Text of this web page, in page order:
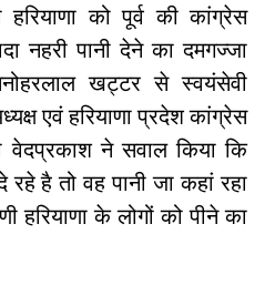
को पूर्व की कांग्रेस
नहरी पानी देने का दमगज्जा
खट्टर से स्वयंसेवी
एवं हरियाणा प्रदेश कांग्रेस
ने सवाल किया कि
रहे है तो वह पानी जा कहां रहा
हरियाणा के लोगों को पीने का